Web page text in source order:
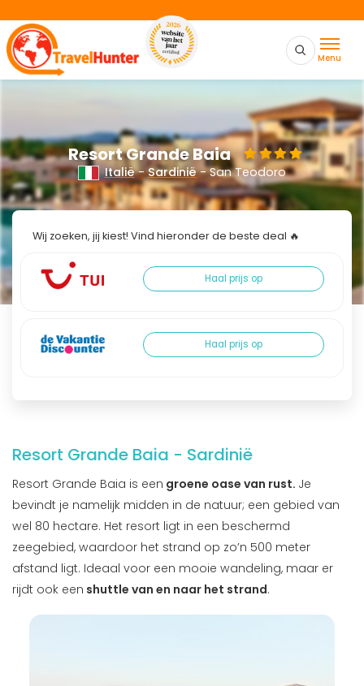
Menu
Resort Grande Baia
Italië-Sardinië- San Teodoro
Wij zoeken, jij kiest! Vind hieronder de beste deal 🔥
Haal prijs op
Haal prijs op
Resort Grande Baia - Sardinië
Resort Grande Baia is een groene oase van rust. Je
bevindt je namelijk midden in de natuur; een gebied van
wel 80 hectare. Het resort ligt in een beschermd
zeegebied, waardoor het strand op zo’n 500 meter
afstand ligt. Ideaal voor een mooie wandeling, maar er
rijdt ook een shuttle van en naar het strand.